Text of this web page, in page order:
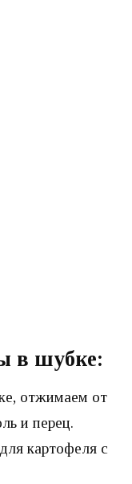
в шубке:
отжимаем от
и перец.
картофеля с